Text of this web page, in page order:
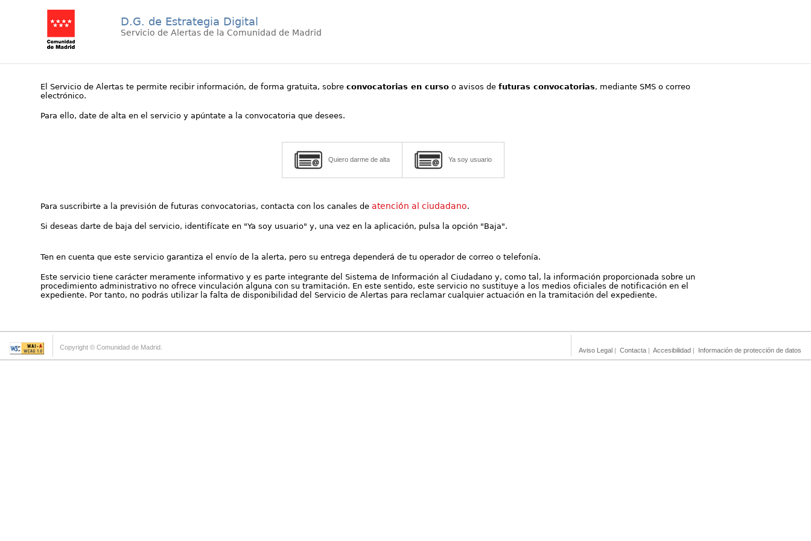
D.G. de Estrategia Digital
Servicio de Alertas de la Comunidad de Madrid
El Servicio de Alertas te permite recibir información, de forma gratuita, sobreconvocatorias en curso o avisos defuturas convocatorias, mediante SMS o correo
electrónico.
Para ello, date de alta en el servicio y apúntate a la convocatoria que desees.
Quiero darme de alta Ya soy usuario
Para suscribirte a la previsión de futuras convocatorias, contacta con los canales deatención al ciudadano.
Si deseas darte de baja del servicio, identifícate en "Ya soy usuario" y, una vez en la aplicación, pulsa la opción "Baja".
Ten en cuenta que este servicio garantiza el envío de la alerta, pero su entrega dependerá de tu operador de correo o telefonía.
Este servicio tiene carácter meramente informativo y es parte integrante del Sistema de Información al Ciudadano y, como tal, la información proporcionada sobre un
procedimiento administrativo no ofrece vinculación alguna con su tramitación. En este sentido, este servicio no sustituye a los medios oficiales de notificación en el
expediente. Por tanto, no podrás utilizar la falta de disponibilidad del Servicio de Alertas para reclamar cualquier actuación en la tramitación del expediente.
Copyright © Comunidad de Madrid. Aviso Legal | Contacta | Accesibilidad | Información de protección de datos